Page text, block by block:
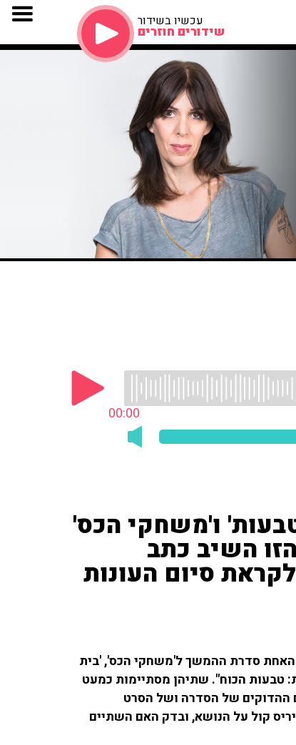
עכשיו בשידור
שידורים חוזרים
00:00
ו'משחקי הכס'
השיב כתב
סיום העונות
האחת סדרת ההמשך ל'משחקי הכס', 'בית
טבעות הכוח". שתיהן מסתיימות כמעט
ההדוקים של הסדרה ושל הסרט
קול על הנושא, ובדק האם השתיים